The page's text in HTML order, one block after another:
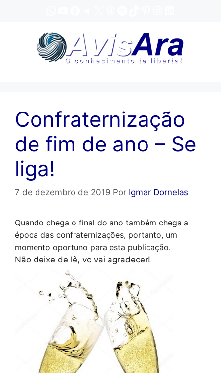
Confraternização
de fim de ano – Se
liga!
7 de dezembro de 2019 Por Igmar Dornelas
Quando chega o final do ano também chega a
época das confraternizações, portanto, um
momento oportuno para esta publicação.
Não deixe de lê, vc vai agradecer!